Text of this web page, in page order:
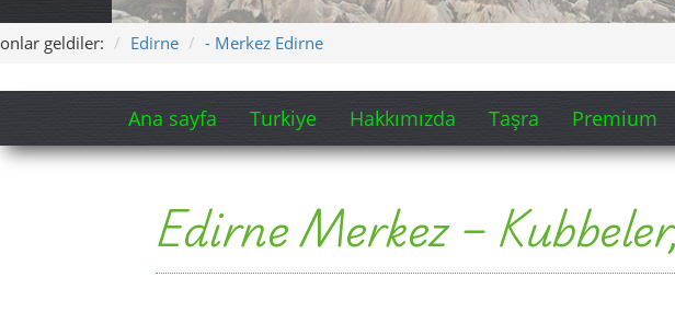
onlar geldiler: Edirne - Merkez Edirne
Ana sayfa Turkiye Hakkımızda Taşra Premium
Edirne Merkez –